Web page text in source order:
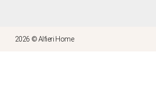
2026 © Alfieri Home